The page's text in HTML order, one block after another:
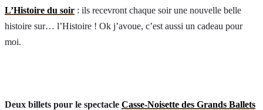
L’Histoire du soir : ils recevront chaque soir une nouvelle belle
histoire sur… l’Histoire ! Ok j’avoue, c’est aussi un cadeau pour
moi.
Deux billets pour le spectacle Casse-Noisette des Grands Ballets